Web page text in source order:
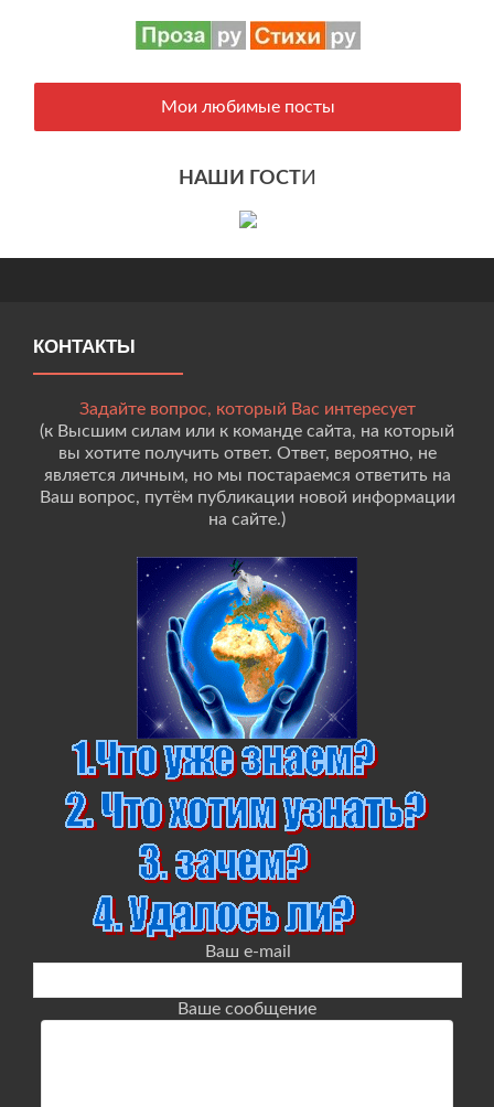
Мои любимые посты
НАШИ ГОСТИ
КОНТАКТЫ
Задайте вопрос, который Вас интересует
(к Высшим силам или к команде сайта, на который
вы хотите получить ответ. Ответ, вероятно, не
является личным, но мы постараемся ответить на
Ваш вопрос, путём публикации новой информации
на сайте.)
Ваш e-mail
Ваше сообщение